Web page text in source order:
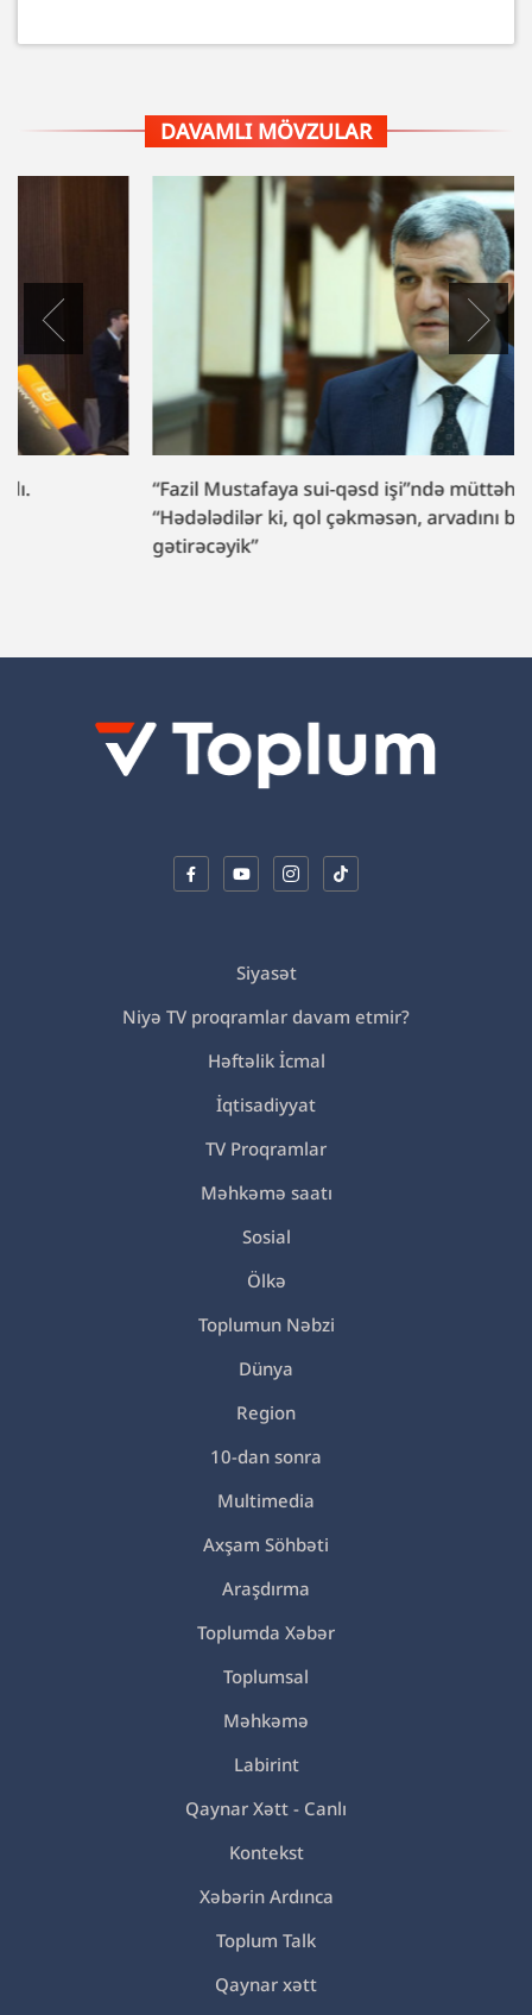
DAVAMLI MÖVZULAR
“Fazil Mustafaya sui-qəsd işi”ndə müttəhim:
“Hədələdilər ki, qol çəkməsən, arvadını bura
Siyasət
Niyə TV proqramlar davam etmir?
Həftəlik İcmal
İqtisadiyyat
TV Proqramlar
Məhkəmə saatı
Sosial
Ölkə
Toplumun Nəbzi
Dünya
Region
10-dan sonra
Multimedia
Axşam Söhbəti
Araşdırma
Toplumda Xəbər
Toplumsal
Məhkəmə
Labirint
Qaynar Xətt - Canlı
Kontekst
Xəbərin Ardınca
Toplum Talk
Qaynar xətt